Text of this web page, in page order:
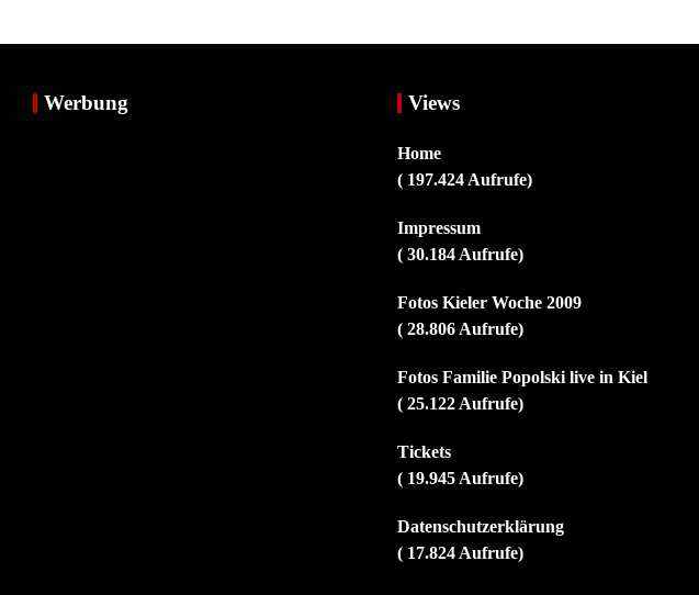
Werbung Views
Home
( 197.424 Aufrufe)
Impressum
( 30.184 Aufrufe)
Fotos Kieler Woche 2009
( 28.806 Aufrufe)
Fotos Familie Popolski live in Kiel
( 25.122 Aufrufe)
Tickets
( 19.945 Aufrufe)
Datenschutzerklärung
( 17.824 Aufrufe)